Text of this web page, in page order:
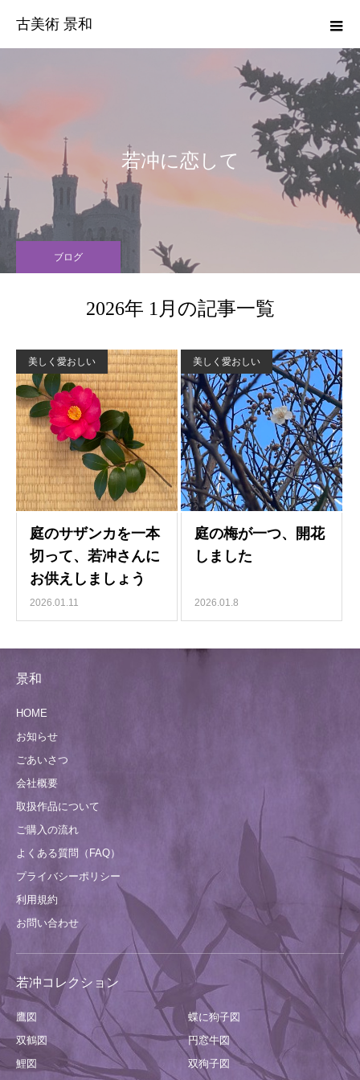
古美術 景和
若冲に恋して
ブログ
2026年 1月の記事一覧
美しく愛おしい
2026.01.11
美しく愛おしい
2026.01.8
景和
HOME
お知らせ
ごあいさつ
会社概要
取扱作品について
ご購入の流れ
よくある質問（FAQ）
プライバシーポリシー
利用規約
お問い合わせ
若冲コレクション
鷹図
蝶に狗子図
双鶴図
円窓牛図
鯉図
双狗子図